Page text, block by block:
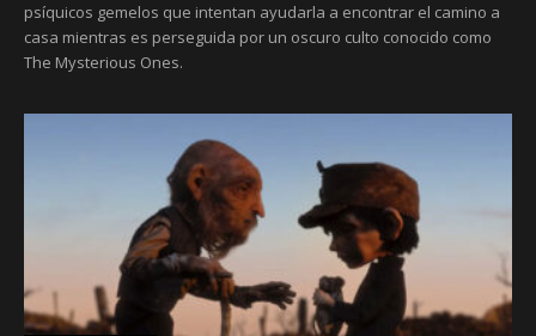
psíquicos gemelos que intentan ayudarla a encontrar el camino a
casa mientras es perseguida por un oscuro culto conocido como
The Mysterious Ones.